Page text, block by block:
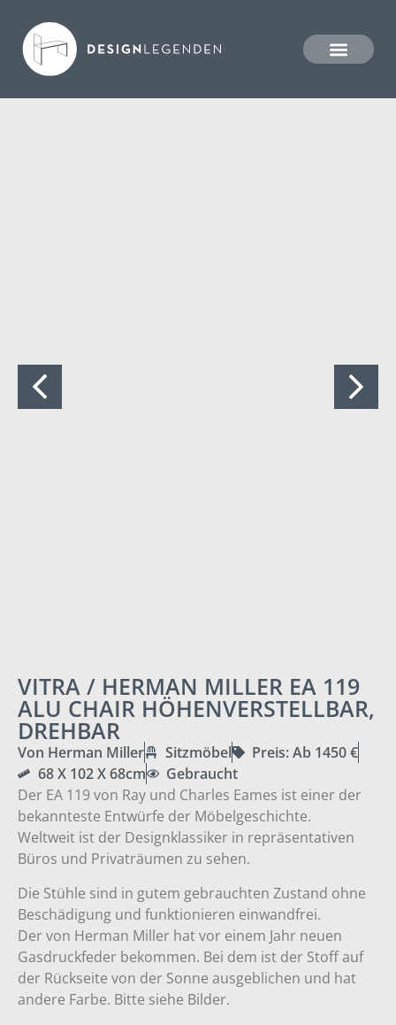
VITRA / HERMAN MILLER EA 119
ALU CHAIR HÖHENVERSTELLBAR,
DREHBAR
Von Herman Miller Sitzmöbel
Preis: Ab 1450 €
68 X 102 X 68cm
Gebraucht
Der EA 119 von Ray und Charles Eames ist einer der
bekannteste Entwürfe der Möbelgeschichte.
Weltweit ist der Designklassiker in repräsentativen
Büros und Privaträumen zu sehen.
Die Stühle sind in gutem gebrauchten Zustand ohne
Beschädigung und funktionieren einwandfrei.
Der von Herman Miller hat vor einem Jahr neuen
Gasdruckfeder bekommen. Bei dem ist der Stoff auf
der Rückseite von der Sonne ausgeblichen und hat
andere Farbe. Bitte siehe Bilder.